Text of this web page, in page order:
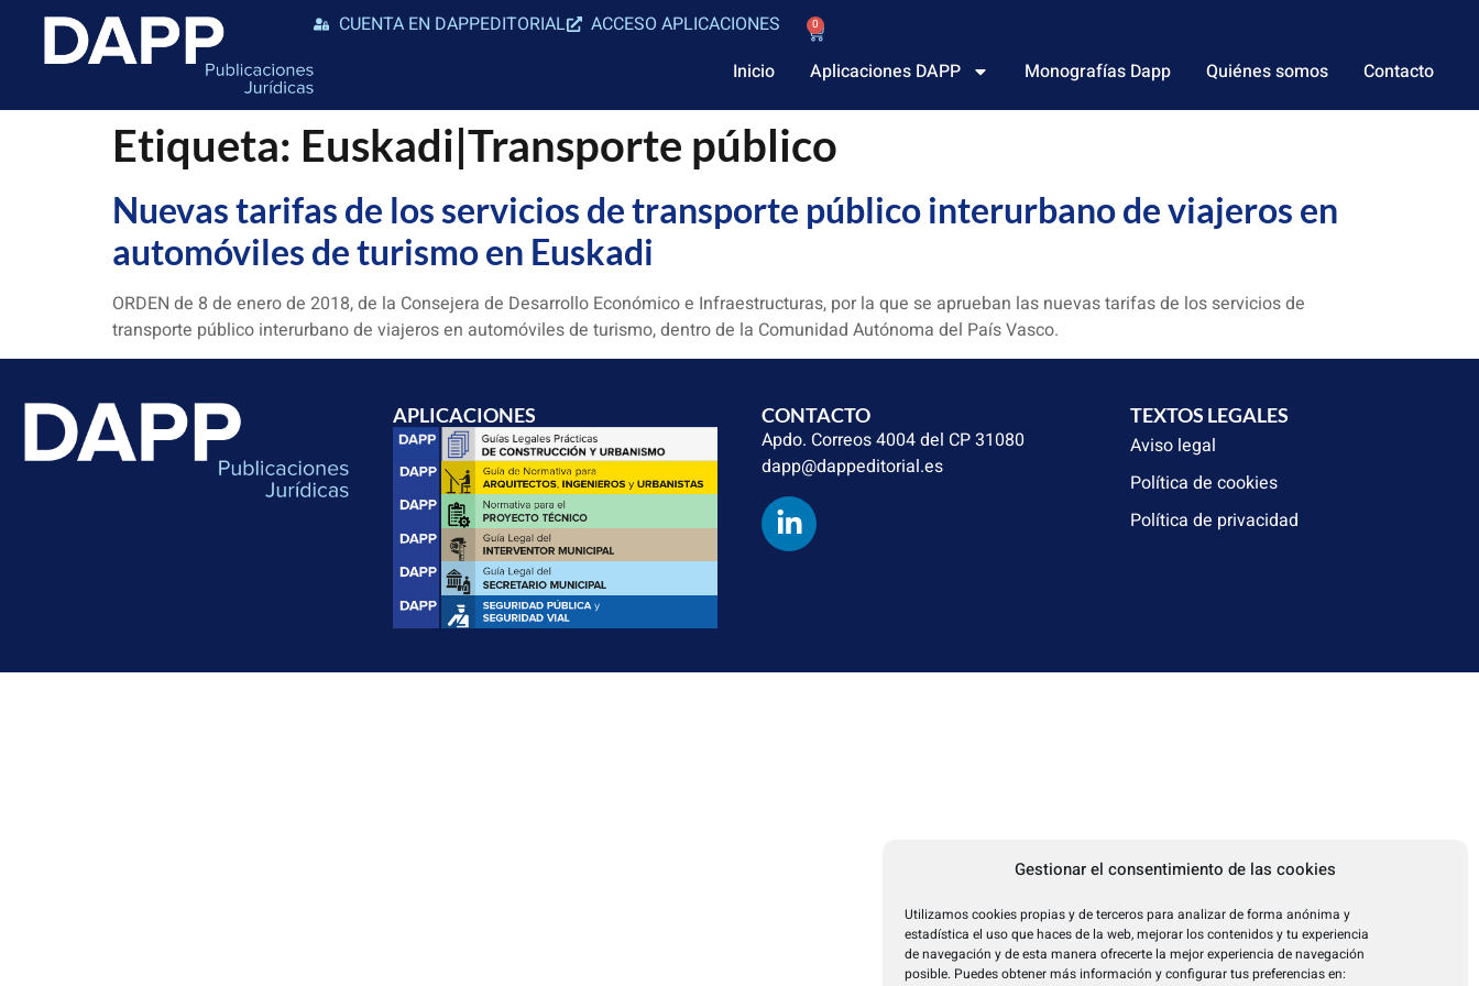
Gestionar el consentimiento de las cookies
Utilizamos cookies propias y de terceros para analizar de forma anónima y
estadística el uso que haces de la web, mejorar los contenidos y tu experiencia
de navegación y de esta manera ofrecerte la mejor experiencia de navegación
posible. Puedes obtener más información y configurar tus preferencias en:
CUENTA EN DAPPEDITORIAL ACCESO APLICACIONES 0
Inicio Aplicaciones DAPP Monografías Dapp Quiénes somos Contacto
Etiqueta: Euskadi|Transporte público
Nuevas tarifas de los servicios de transporte público interurbano de viajeros en
automóviles de turismo en Euskadi
ORDEN de 8 de enero de 2018, de la Consejera de Desarrollo Económico e Infraestructuras, por la que se aprueban las nuevas tarifas de los servicios de
transporte público interurbano de viajeros en automóviles de turismo, dentro de la Comunidad Autónoma del País Vasco.
APLICACIONES CONTACTO
Apdo. Correos 4004 del CP 31080
dapp@dappeditorial.es
TEXTOS LEGALES
Aviso legal
Política de cookies
Política de privacidad